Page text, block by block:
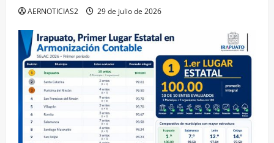
AERNOTICIAS2 29 de julio de 2026